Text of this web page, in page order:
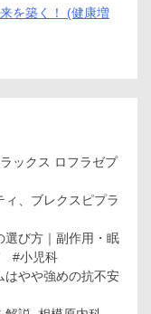
を築く！ (健康増
ックス ロフラゼプ
ィ、ブレクスピプラ
選び方｜副作用・眠
#小児科
はやや強めの抗不安